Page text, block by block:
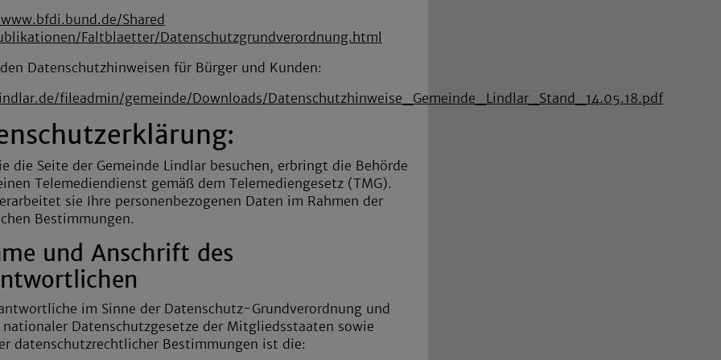
Shared
Faltblaetter/Datenschutzgrundverordnung.html
Datenschutzhinweisen für Bürger und Kunden:
fileadmin/gemeinde/Downloads/Datenschutzhinweise_Gemeinde_Lindlar_Stand_14.05.18.pdf
die Seite der Gemeinde Lindlar besuchen, erbringt die Behörde
Telemediendienst gemäß dem Telemediengesetz (TMG).
sie Ihre personenbezogenen Daten im Rahmen der
Bestimmungen.
und Anschrift des
im Sinne der Datenschutz-Grundverordnung und
nationaler Datenschutzgesetze der Mitgliedsstaaten sowie
datenschutzrechtlicher Bestimmungen ist die: